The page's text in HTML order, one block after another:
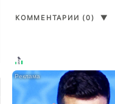
КОММЕНТАРИИ (0) ▼